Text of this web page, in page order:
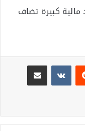
مالية كبيرة تضاف
مشاركة عبر البريد